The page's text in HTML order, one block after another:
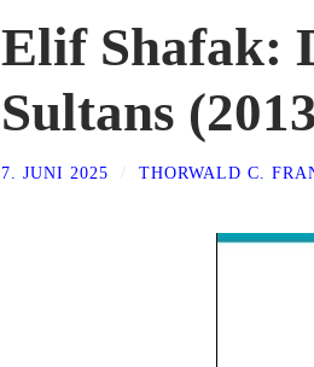
Elif Shafak:
Sultans
7. JUNI 2025 THORWALD C.